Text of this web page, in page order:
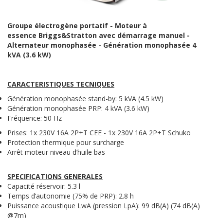
Groupe électrogène portatif - Moteur à
essence Briggs&Stratton avec démarrage manuel -
Alternateur monophasée - Génération monophasée 4
kVA (3.6 kW)
CARACTERISTIQUES TECNIQUES
Génération monophasée stand-by: 5 kVA (4.5 kW)
Génération monophasée PRP: 4 kVA (3.6 kW)
Fréquence: 50 Hz
Prises: 1x 230V 16A 2P+T CEE - 1x 230V 16A 2P+T Schuko
Protection thermique pour surcharge
Arrêt moteur niveau d’huile bas
SPECIFICATIONS GENERALES
Capacité réservoir: 5.3 l
Temps d’autonomie (75% de PRP): 2.8 h
Puissance acoustique LwA (pression LpA): 99 dB(A) (74 dB(A)
@7m)